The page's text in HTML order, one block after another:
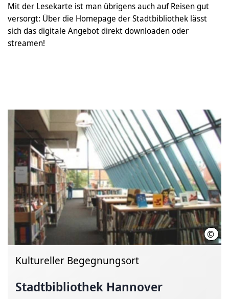
Mit der Lesekarte ist man übrigens auch auf Reisen gut
versorgt: Über die Homepage der Stadtbibliothek lässt
sich das digitale Angebot direkt downloaden oder
streamen!
©
Kultureller Begegnungsort
Stadtbibliothek Hannover